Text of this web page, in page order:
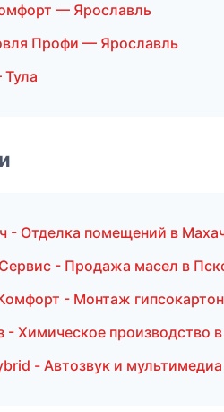
— Ярославль
Профи — Ярославль
- Отделка помещений в
- Продажа масел в
- Монтаж
Химическое производство в
- Автозвук и мультимедиа